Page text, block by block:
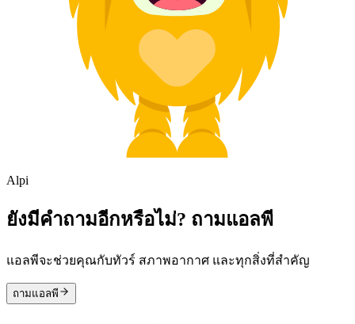
Alpi
ยังมีคำถามอีกหรือไม่? ถามแอลพี
แอลพีจะช่วยคุณกับทัวร์ สภาพอากาศ และทุกสิ่งที่สำคัญ
ถามแอลพี